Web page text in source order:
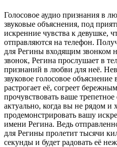
Голосовое аудио признания в
звуковые объяснения, под
искренние чувства к девушке,
отправляются на телефон.
для Регины входящим звонком
звонок, Регина прослушает в
признаний в любви для неё.
звуковое голосовое
растрогает её, согреет
прочувствовать ваше
актуально, когда вы не рядом и
продемонстрировать вашу
имени Регина. Ведь
для Регины пролетит тысячи
секунды и будет радовать её